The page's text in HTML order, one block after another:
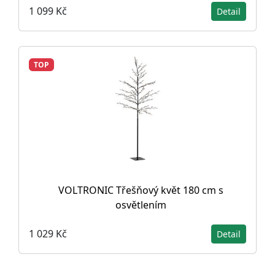
1 099 Kč Detail
TOP
VOLTRONIC Třešňový květ 180 cm s
osvětlením
1 029 Kč Detail